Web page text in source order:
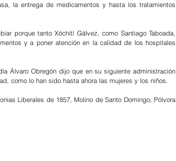
la entrega de medicamentos y hasta los tratamientos
porque tanto Xóchitl Gálvez, como Santiago Taboada,
y a poner atención en la calidad de los hospitales
Álvaro Obregón dijo que en su siguiente administración
como lo han sido hasta ahora las mujeres y los niños.
Liberales de 1857, Molino de Santo Domingo; Pólvora